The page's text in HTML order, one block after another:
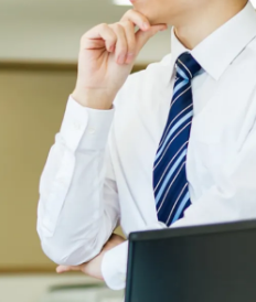
無料売却査定
住まいを売るのFAQ
スタッフ情報
スタッフ紹介
スタッフブログ
スタッフ不動産コラム